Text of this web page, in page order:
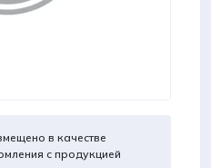
в качестве
с продукцией